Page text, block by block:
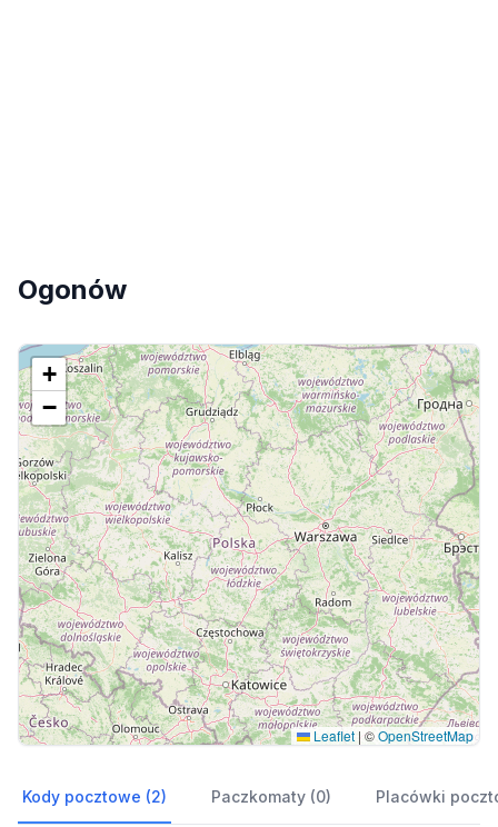
Ogonów
+
−
Leaflet | ©OpenStreetMap
Kody pocztowe (2) Paczkomaty (0) Placówki